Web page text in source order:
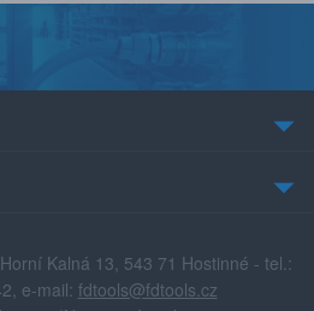
Kalná 13, 543 71 Hostinné - tel.:
e-mail: fdtools@fdtools.cz